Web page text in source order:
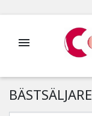

BÄSTSÄLJARE